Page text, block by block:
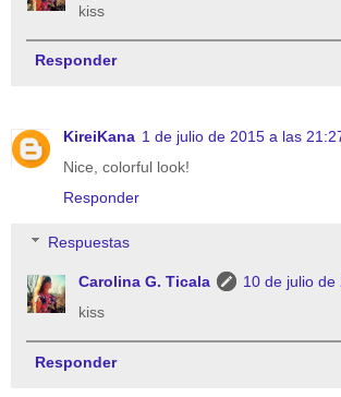
kiss
Responder
KireiKana 1 de julio de 2015 a las
Nice, colorful look!
Responder
Respuestas
Carolina G. Ticala
10 de julio de
kiss
Responder